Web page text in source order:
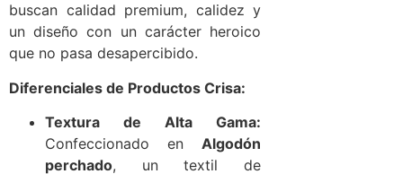
buscan calidad premium, calidez y
un diseño con un carácter heroico
que no pasa desapercibido.
Diferenciales de Productos Crisa:
Textura de Alta Gama:
Confeccionado en Algodón
perchado, un textil de